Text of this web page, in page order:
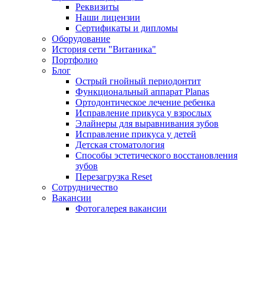
Реквизиты
Наши лицензии
Сертификаты и дипломы
Оборудование
История сети "Витаника"
Портфолио
Блог
Острый гнойный периодонтит
Функциональный аппарат Planas
Ортодонтическое лечение ребенка
Исправление прикуса у взрослых
Элайнеры для выравнивания зубов
Исправление прикуса у детей
Детская стоматология
Способы эстетического восстановления
зубов
Перезагрузка Reset
Сотрудничество
Вакансии
Фотогалерея вакансии